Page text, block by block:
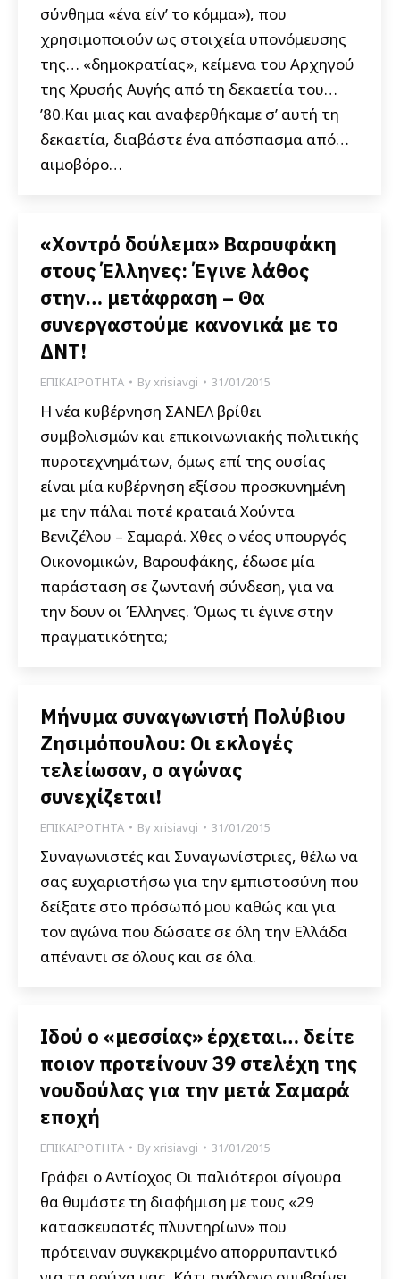
σύνθημα «ένα είν’ το κόμμα»), που
χρησιμοποιούν ως στοιχεία υπονόμευσης
της… «δημοκρατίας», κείμενα του Αρχηγού
της Χρυσής Αυγής από τη δεκαετία του…
’80.Και μιας και αναφερθήκαμε σ’ αυτή τη
δεκαετία, διαβάστε ένα απόσπασμα από…
αιμοβόρο…
«Χοντρό δούλεμα» Βαρουφάκη
στους Έλληνες: Έγινε λάθος
στην… μετάφραση – Θα
συνεργαστούμε κανονικά με το
ΔΝΤ!
ΕΠΙΚΑΙΡΟΤΗΤΑ Byxrisiavgi 31/01/2015
Η νέα κυβέρνηση ΣΑΝΕΛ βρίθει
συμβολισμών και επικοινωνιακής πολιτικής
πυροτεχνημάτων, όμως επί της ουσίας
είναι μία κυβέρνηση εξίσου προσκυνημένη
με την πάλαι ποτέ κραταιά Χούντα
Βενιζέλου – Σαμαρά. Χθες ο νέος υπουργός
Οικονομικών, Βαρουφάκης, έδωσε μία
παράσταση σε ζωντανή σύνδεση, για να
την δουν οι Έλληνες. Όμως τι έγινε στην
πραγματικότητα;
Μήνυμα συναγωνιστή Πολύβιου
Ζησιμόπουλου: Οι εκλογές
τελείωσαν, o αγώνας
συνεχίζεται!
ΕΠΙΚΑΙΡΟΤΗΤΑ Byxrisiavgi 31/01/2015
Συναγωνιστές και Συναγωνίστριες, θέλω να
σας ευχαριστήσω για την εμπιστοσύνη που
δείξατε στο πρόσωπό μου καθώς και για
τον αγώνα που δώσατε σε όλη την Ελλάδα
απέναντι σε όλους και σε όλα.
Ιδού ο «μεσσίας» έρχεται… δείτε
ποιον προτείνουν 39 στελέχη της
νουδούλας για την μετά Σαμαρά
εποχή
ΕΠΙΚΑΙΡΟΤΗΤΑ Byxrisiavgi 31/01/2015
Γράφει ο Αντίοχος Οι παλιότεροι σίγουρα
θα θυμάστε τη διαφήμιση με τους «29
κατασκευαστές πλυντηρίων» που
πρότειναν συγκεκριμένο απορρυπαντικό